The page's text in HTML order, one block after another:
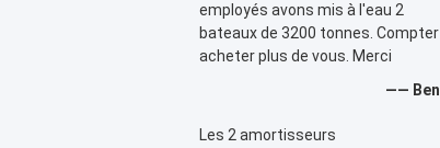
employés avons mis à l'eau 2
bateaux de 3200 tonnes. Compter
acheter plus de vous. Merci
—— Ben
Les 2 amortisseurs